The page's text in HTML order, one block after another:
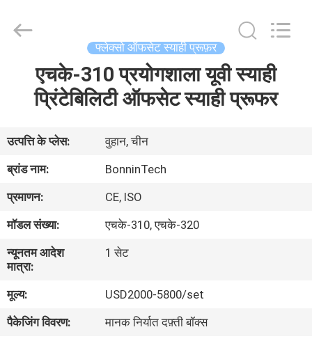
वीडियो
हमारे
बारे
में
कारखाना
भ्रमण
Rights
फ्लेक्सो ऑफसेट स्याही प्रूफ़र
एचके-310 प्रयोगशाला यूवी स्याही
प्रिंटेबिलिटी ऑफसेट स्याही प्रूफर
उत्पत्ति के प्लेस:
वुहान, चीन
ब्रांड नाम:
BonninTech
प्रमाणन:
CE, ISO
मॉडल संख्या:
एचके-310, एचके-320
न्यूनतम आदेश
मात्रा:
1 सेट
मूल्य:
USD2000-5800/set
पैकेजिंग विवरण:
मानक निर्यात दफ़्ती बॉक्स